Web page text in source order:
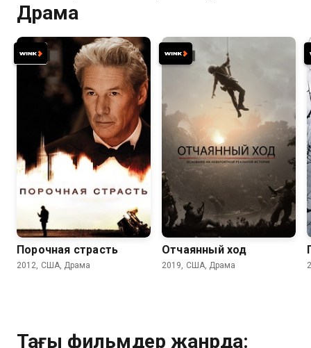
Драма
6.7
Порочная страсть
2012, США, Драма
6.5 6.8
Отчаянный ход
2019, США, Драма
Тағы фильмдер жанрда: